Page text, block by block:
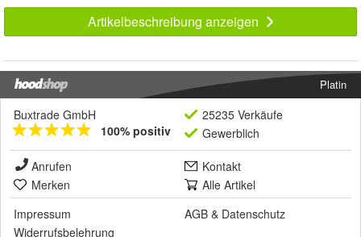
Artikelbeschreibung anzeigen
Platin
Buxtrade GmbH
100% positiv
25235 Verkäufe
Gewerblich
Anrufen
Kontakt
Merken
Alle Artikel
Impressum
AGB & Datenschutz
Widerrufsbelehrung